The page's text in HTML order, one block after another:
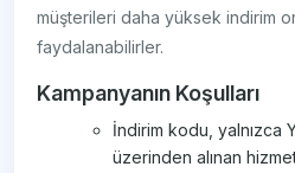
müşterileri daha yüksek indirim
faydalanabilirler.
Kampanyanın Koşulları
İndirim kodu, yalnızca
üzerinden alınan